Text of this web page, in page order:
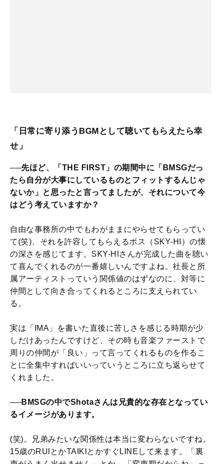
「日常に寄り添うBGMとして聴いてもらえたら幸
せ」
──先ほど、「THE FIRST」の期間中に「BMSGだっ
たら自分が大事にしているものとフィットするんじゃ
ないか」と思ったと言ってましたが、それについて今
はどう考えていますか？
自由な事務所の中でもわがままにやらせてもらってい
て(笑)、それを許容してもらえるボス（SKY-HI）の懐
の深さを感じてます。SKY-HIさんが完成した曲を聴い
て喜んでくれるのが一番嬉しいんですよね。社長と所
属アーティストっていう関係値のはずなのに、対等に
仲間として向き合ってくれるところに支えられてい
る。
実は「IMA」を書いた直後に苦しさを感じる時期が少
しだけあったんですけど、その時も音楽ファーストで
周りの仲間が「良い」って言ってくれるものを作るこ
とに全集中すればいいっていうところに立ち返らせて
くれました。
──BMSGの中でShotaさんは兄貴的な存在となってい
るイメージがあります。
(笑)。兄弟みたいな関係性は本当に変わらないですね。
15歳のRUIとかTAIKIとかすぐLINEして来ます。「裏